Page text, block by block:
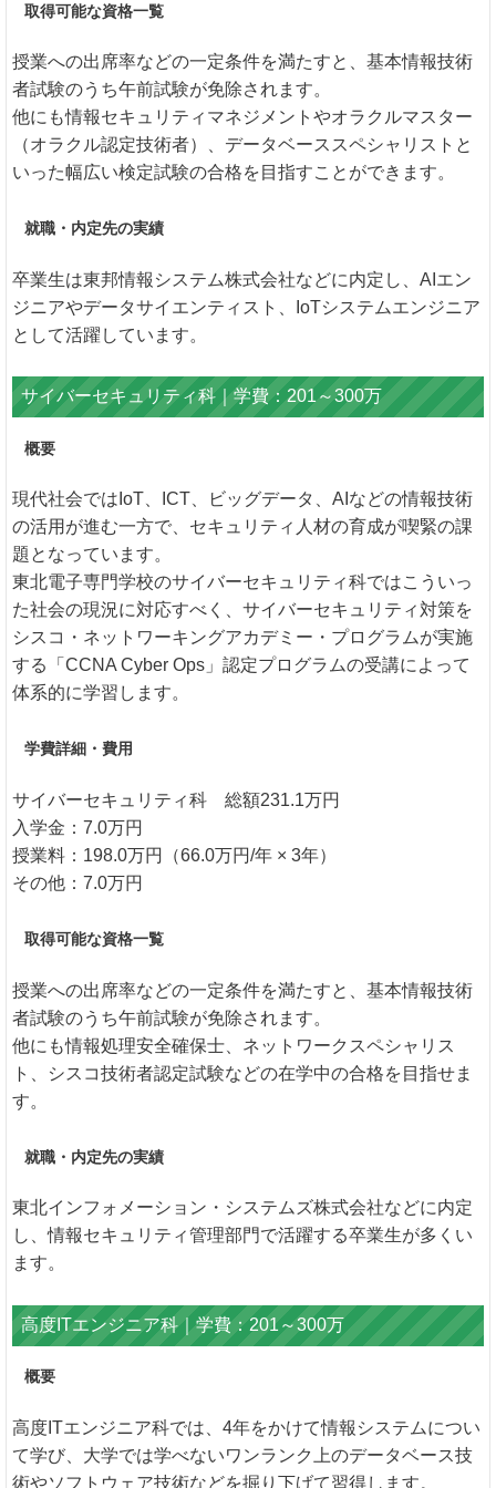
取得可能な資格一覧
授業への出席率などの一定条件を満たすと、基本情報技術
者試験のうち午前試験が免除されます。
他にも情報セキュリティマネジメントやオラクルマスター
（オラクル認定技術者）、データベーススペシャリストと
いった幅広い検定試験の合格を目指すことができます。
就職・内定先の実績
卒業生は東邦情報システム株式会社などに内定し、AIエン
ジニアやデータサイエンティスト、IoTシステムエンジニア
として活躍しています。
サイバーセキュリティ科｜学費：201～300万
概要
現代社会ではIoT、ICT、ビッグデータ、AIなどの情報技術
の活用が進む一方で、セキュリティ人材の育成が喫緊の課
題となっています。
東北電子専門学校のサイバーセキュリティ科ではこういっ
た社会の現況に対応すべく、サイバーセキュリティ対策を
シスコ・ネットワーキングアカデミー・プログラムが実施
する「CCNA Cyber Ops」認定プログラムの受講によって
体系的に学習します。
学費詳細・費用
サイバーセキュリティ科 総額231.1万円
入学金：7.0万円
授業料：198.0万円（66.0万円/年 × 3年）
その他：7.0万円
取得可能な資格一覧
授業への出席率などの一定条件を満たすと、基本情報技術
者試験のうち午前試験が免除されます。
他にも情報処理安全確保士、ネットワークスペシャリス
ト、シスコ技術者認定試験などの在学中の合格を目指せま
す。
就職・内定先の実績
東北インフォメーション・システムズ株式会社などに内定
し、情報セキュリティ管理部門で活躍する卒業生が多くい
ます。
高度ITエンジニア科｜学費：201～300万
概要
高度ITエンジニア科では、4年をかけて情報システムについ
て学び、大学では学べないワンランク上のデータベース技
術やソフトウェア技術などを掘り下げて習得します。